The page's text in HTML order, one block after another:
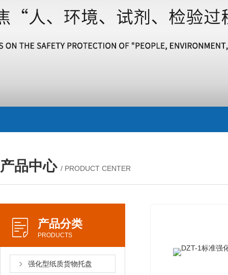
产品中心 / PRODUCT CENTER
产品分类
PRODUCTS
强化型纸质货物托盘